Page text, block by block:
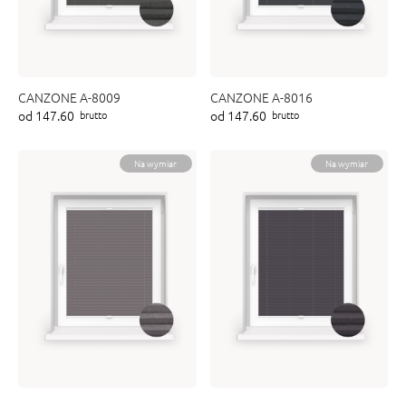
CANZONE A-8009
od 147.60 brutto
CANZONE A-8016
od 147.60 brutto
Na wymiar Na wymiar